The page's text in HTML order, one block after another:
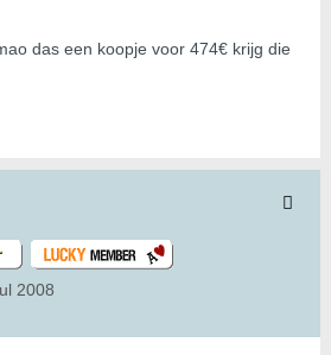
das een koopje voor 474€ krijg die
2008